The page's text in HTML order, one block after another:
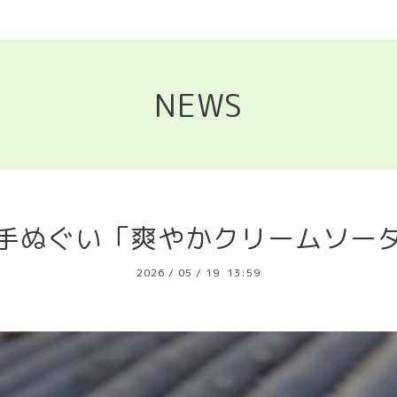
NEWS
ぬぐい「爽やかクリームソー
2026 / 05 / 19 13:59